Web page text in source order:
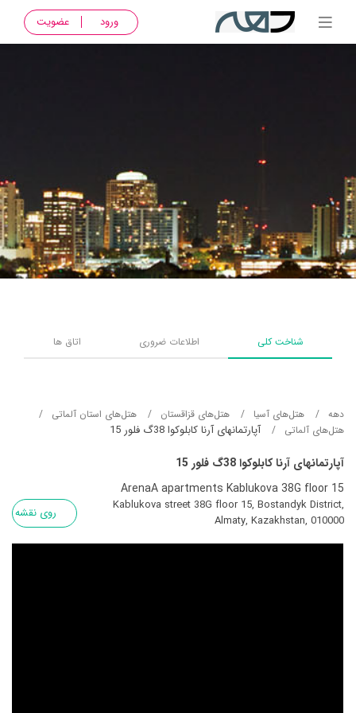
ورود عضویت
شناخت کلی اطلاعات ضروری اتاق ها
دهه هتل‌های آسيا هتل‌های قزاقستان
هتل‌های استان آلماتی
هتل‌های آلماتی
آپارتمانهای آرنا کابلوکوا 38گ فلور 15
آپارتمانهای آرنا کابلوکوا 38گ فلور 15
ArenaA apartments Kablukova 38G floor 15
Kablukova street 38G floor 15, Bostandyk District,
Almaty, Kazakhstan, 010000
روی نقشه